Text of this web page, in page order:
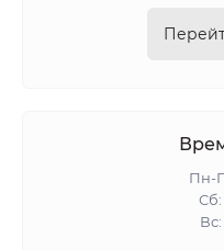
Пн-
Сб:
Вс: